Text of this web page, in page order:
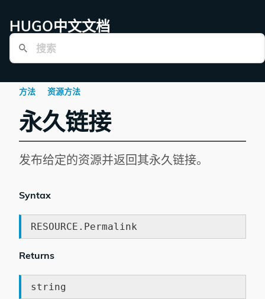
HUGO中文文档
方法 资源方法
永久链接
发布给定的资源并返回其永久链接。
Syntax
RESOURCE.Permalink
Returns
string